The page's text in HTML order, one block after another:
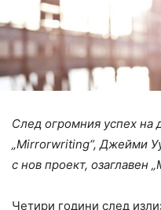
След огромния успех на
„Mirrorwriting“, Джейми
с нов проект, озаглавен
Четири години след